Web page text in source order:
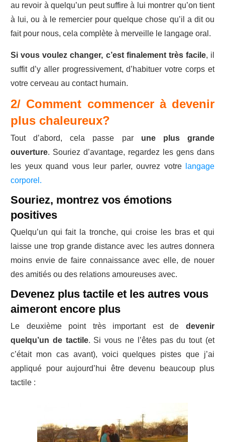
au revoir à quelqu’un peut suffire à lui montrer qu’on tient
à lui, ou à le remercier pour quelque chose qu’il a dit ou
fait pour nous, cela complète à merveille le langage oral.
Si vous voulez changer, c’est finalement très facile, il
suffit d’y aller progressivement, d’habituer votre corps et
votre cerveau au contact humain.
2/ Comment commencer à devenir
plus chaleureux?
Tout d’abord, cela passe par une plus grande
ouverture. Souriez d’avantage, regardez les gens dans
les yeux quand vous leur parler, ouvrez votre
langage
corporel.
Souriez, montrez vos émotions
positives
Quelqu’un qui fait la tronche, qui croise les bras et qui
laisse une trop grande distance avec les autres donnera
moins envie de faire connaissance avec elle, de nouer
des amitiés ou des relations amoureuses avec.
Devenez plus tactile et les autres vous
aimeront encore plus
Le deuxième point très important est de devenir
quelqu’un de tactile. Si vous ne l’êtes pas du tout (et
c’était mon cas avant), voici quelques pistes que j’ai
appliqué pour aujourd’hui être devenu beaucoup plus
tactile :